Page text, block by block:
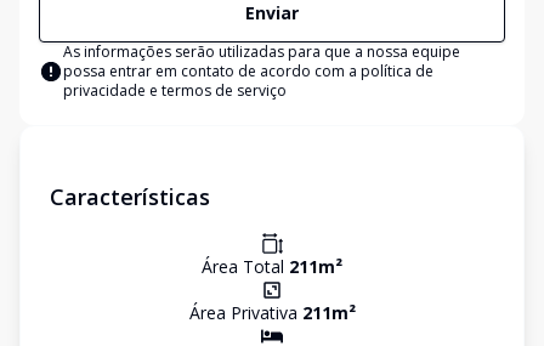
Enviar
As informações serão utilizadas para que a nossa equipe
possa entrar em contato de acordo com a política de
privacidade e termos de serviço
Características
Área Total 211m²
Área Privativa 211m²